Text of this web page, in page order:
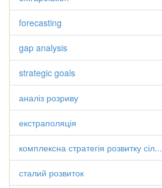
forecasting
gap analysis
strategic goals
аналіз розриву
екстраполяція
комплексна стратегія розвитку сіл...
сталий розвиток